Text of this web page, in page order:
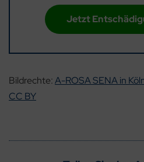
Jetzt
Bildrechte:A-ROSA SENA in
CC BY